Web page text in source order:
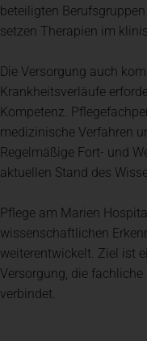
beteiligten
setzen Therapien im
Die Versorgung auch
Krankheitsverläufe
Kompetenz.
medizinische Verfahren
Regelmäßige Fort- und
aktuellen Stand des
Pflege am Marien
wissenschaftlichen
weiterentwickelt. Ziel ist
Versorgung, die
verbindet.